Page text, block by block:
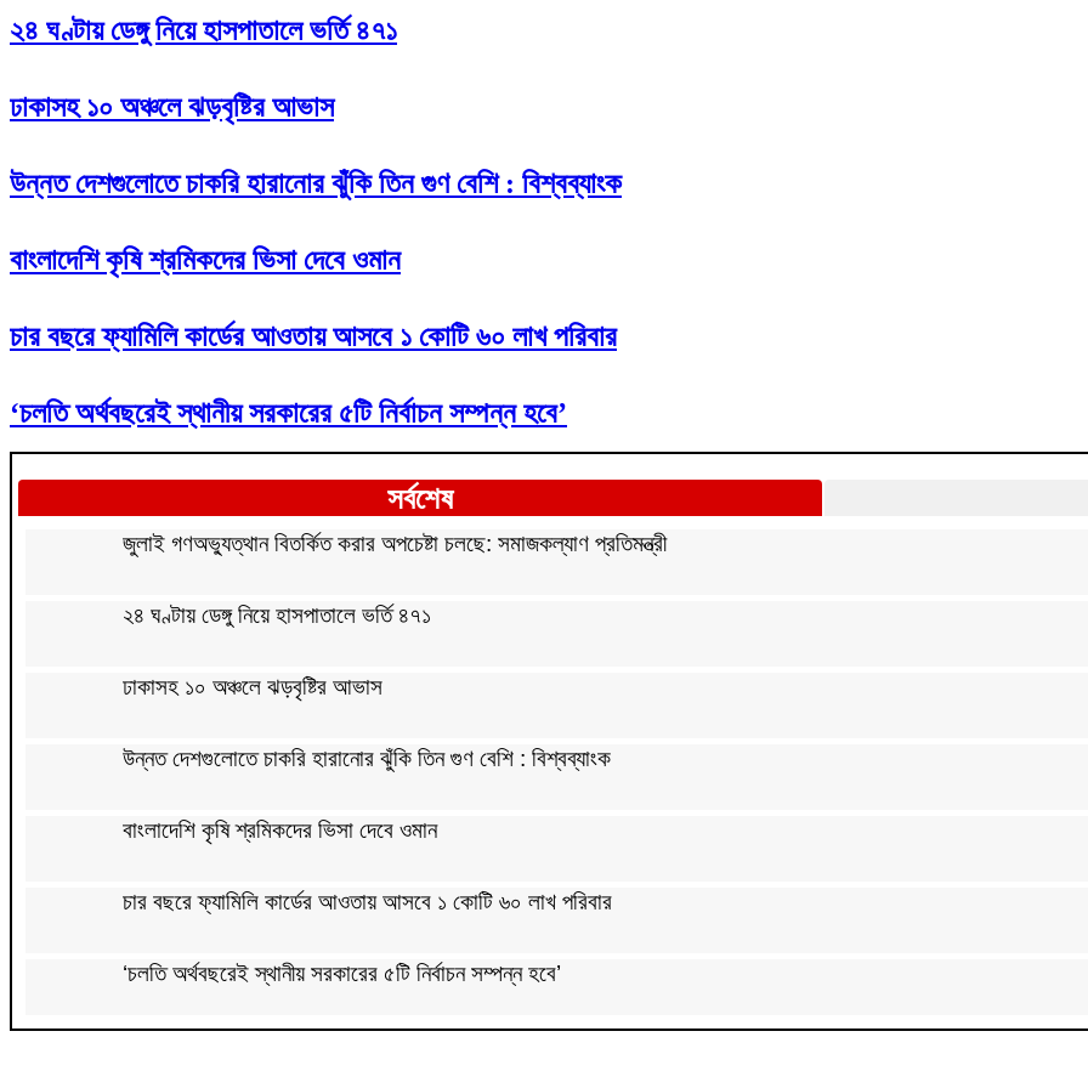
২৪ ঘণ্টায় ডেঙ্গু নিয়ে হাসপাতালে ভর্তি ৪৭১
ঢাকাসহ ১০ অঞ্চলে ঝড়বৃষ্টির আভাস
উন্নত দেশগুলোতে চাকরি হারানোর ঝুঁকি তিন গুণ বেশি : বিশ্বব্যাংক
বাংলাদেশি কৃষি শ্রমিকদের ভিসা দেবে ওমান
চার বছরে ফ্যামিলি কার্ডের আওতায় আসবে ১ কোটি ৬০ লাখ পরিবার
‘চলতি অর্থবছরেই স্থানীয় সরকারের ৫টি নির্বাচন সম্পন্ন হবে’
সর্বশেষ
জুলাই গণঅভ্যুত্থান বিতর্কিত করার অপচেষ্টা চলছে: সমাজকল্যাণ প্রতিমন্ত্রী
২৪ ঘণ্টায় ডেঙ্গু নিয়ে হাসপাতালে ভর্তি ৪৭১
ঢাকাসহ ১০ অঞ্চলে ঝড়বৃষ্টির আভাস
উন্নত দেশগুলোতে চাকরি হারানোর ঝুঁকি তিন গুণ বেশি : বিশ্বব্যাংক
বাংলাদেশি কৃষি শ্রমিকদের ভিসা দেবে ওমান
চার বছরে ফ্যামিলি কার্ডের আওতায় আসবে ১ কোটি ৬০ লাখ পরিবার
‘চলতি অর্থবছরেই স্থানীয় সরকারের ৫টি নির্বাচন সম্পন্ন হবে’